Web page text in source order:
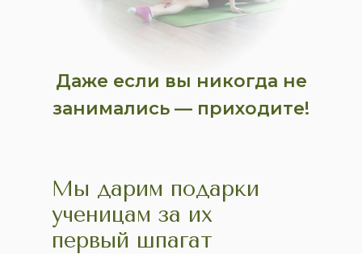
Даже если вы никогда не
занимались — приходите!
Мы дарим подарки
ученицам за их
первый шпагат